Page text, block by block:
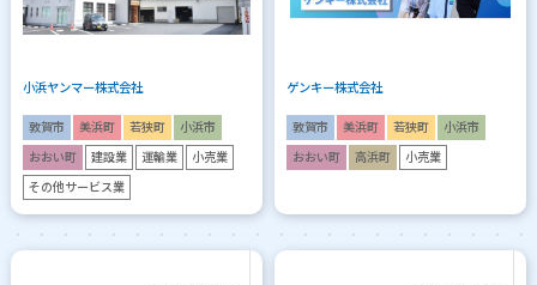
小浜ヤンマー株式会社
敦賀市 美浜町 若狭町 小浜市
おおい町 建設業 運輸業 小売業
その他サービス業
ゲンキー株式会社
敦賀市 美浜町 若狭町 小浜市
おおい町 高浜町 小売業